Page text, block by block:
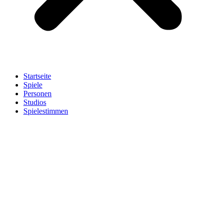
Startseite
Spiele
Personen
Studios
Spielestimmen